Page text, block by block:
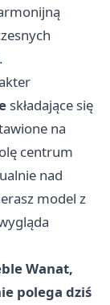
składające się
na
centrum
nad
model z
Wanat,
polega dziś